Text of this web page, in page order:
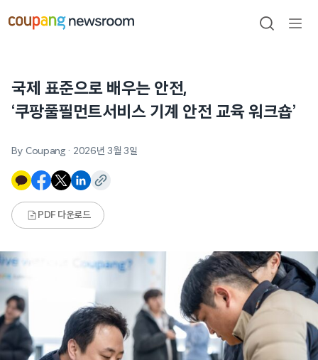
건너뛰기
검색
국제 표준으로 배우는 안전,
‘쿠팡풀필먼트서비스 기계 안전 교육 워크숍’
By Coupang · 2026년 3월 3일
PDF 다운로드